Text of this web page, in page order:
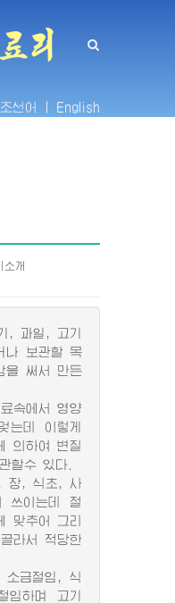
조선어 | English
소개
과일, 고기
나 보관할 목
을 써서 만든
속에서 영양
는데 이렇게
의하여 변질
할수 있다.
장, 식초, 사
쓰이는데 절
맞추어 그리
라서 적당한
금절임, 식
임하며 고기